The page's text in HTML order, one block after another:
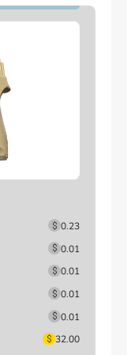
0.23
0.01
0.01
0.01
0.01
32.00